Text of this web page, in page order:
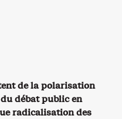
de la polarisation
débat public en
radicalisation des